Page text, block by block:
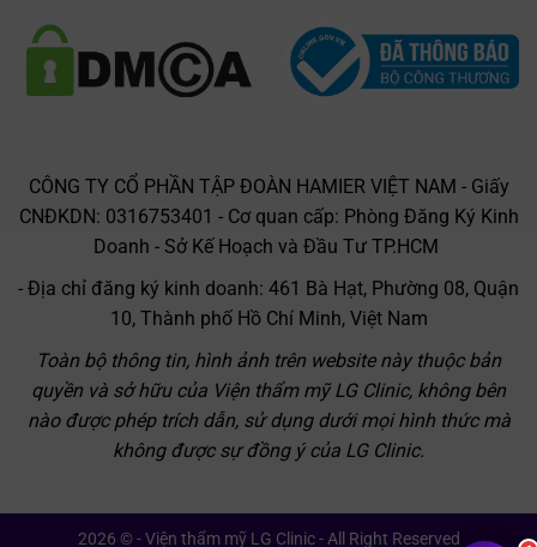
CÔNG TY CỔ PHẦN TẬP ĐOÀN HAMIER VIỆT NAM - Giấy
CNĐKDN: 0316753401 - Cơ quan cấp: Phòng Đăng Ký Kinh
Doanh - Sở Kế Hoạch và Đầu Tư TP.HCM
- Địa chỉ đăng ký kinh doanh: 461 Bà Hạt, Phường 08, Quận
10, Thành phố Hồ Chí Minh, Việt Nam
Toàn bộ thông tin, hình ảnh trên website này thuộc bản
quyền và sở hữu của Viện thẩm mỹ LG Clinic, không bên
nào được phép trích dẫn, sử dụng dưới mọi hình thức mà
không được sự đồng ý của LG Clinic.
2026 © - Viện thẩm mỹ LG Clinic - All Right Reserved